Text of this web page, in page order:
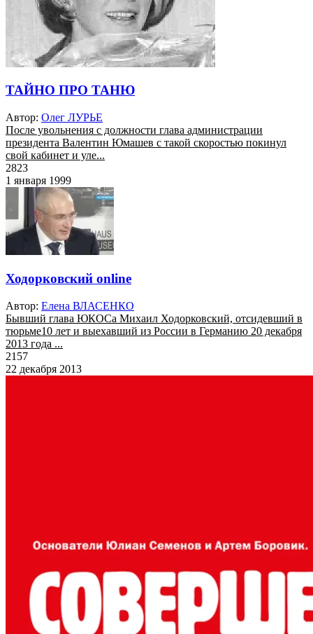
ТАЙНО ПРО ТАНЮ
Автор: Олег ЛУРЬЕ
После увольнения с должности глава администрации
президента Валентин Юмашев с такой скоростью покинул
свой кабинет и уле...
2823
1 января 1999
Ходорковский оnline
Автор: Елена ВЛАСЕНКО
Бывший глава ЮКОСа Михаил Ходорковский, отсидевший в
тюрьме10 лет и выехавший из России в Германию 20 декабря
2013 года ...
2157
22 декабря 2013